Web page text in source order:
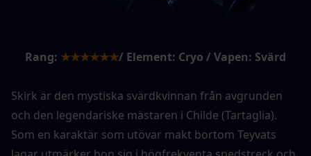
Rang: ★★★★★★/ Element: Cryo / Vapen: Svärd
Skirk är den mystiska svärdkvinnan från avgrunden
och den legendariske mästaren i Childe (Tartaglia).
Som en karaktär som utövar makt bortom Teyvats